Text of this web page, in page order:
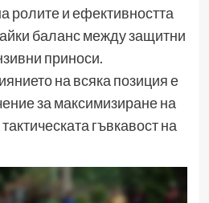
ролите и ефективността
баланс между защитни
приноси.
на всяка позиция е
за максимизиране на
гъвкавост на